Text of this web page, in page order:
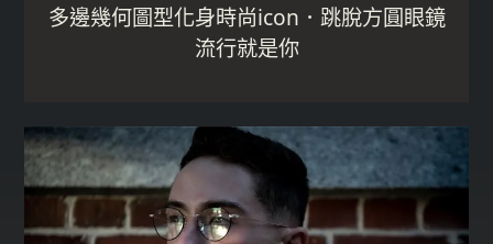
多邊幾何圖型化身時尚icon．跳脫方圓眼鏡
流行就是你